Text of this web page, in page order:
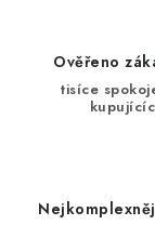
Ověřeno
tisíce